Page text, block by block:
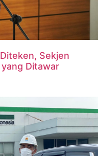
Sekjen
yang Ditawar